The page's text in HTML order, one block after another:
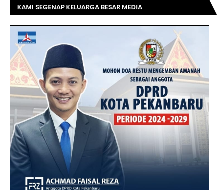
KAMI SEGENAP KELUARGA BESAR MEDIA
BAPAK ACHMAD FAISAL REZ